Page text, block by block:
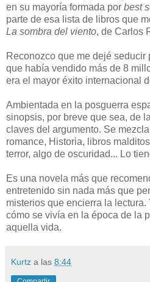
en su mayoría formada por best
parte de esa lista de libros que
La sombra del viento, de Carlos
Reconozco que me dejé
que había vendido más de 8
era el mayor éxito internacional
Ambientada en la posguerra
sinopsis, por breve que sea, de
claves del argumento. Se
romance, Historia, libros
terror, algo de oscuridad... Lo
Es una novela más que
entretenido sin nada más que
misterios que encierra la
cómo se vivía en la época de la
aquella vida.
Kurtz a las 8:44